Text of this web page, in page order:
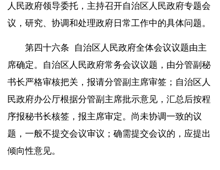
人民政府领导委托，主持召开自治区人民政府专题会
议，研究、协调和处理政府日常工作中的具体问题。
第四十六条
自治区人民政府全体会议议题由主
席确定。自治区人民政府常务会议议题，由分管副秘
书长严格审核把关，报请分管副主席审签；自治区人
民政府办公厅根据分管副主席批示意见，汇总后按程
序报秘书长核签，报主席审定。尚未协调一致的议
题，一般不提交会议审议；确需提交会议的，应提出
倾向性意见。